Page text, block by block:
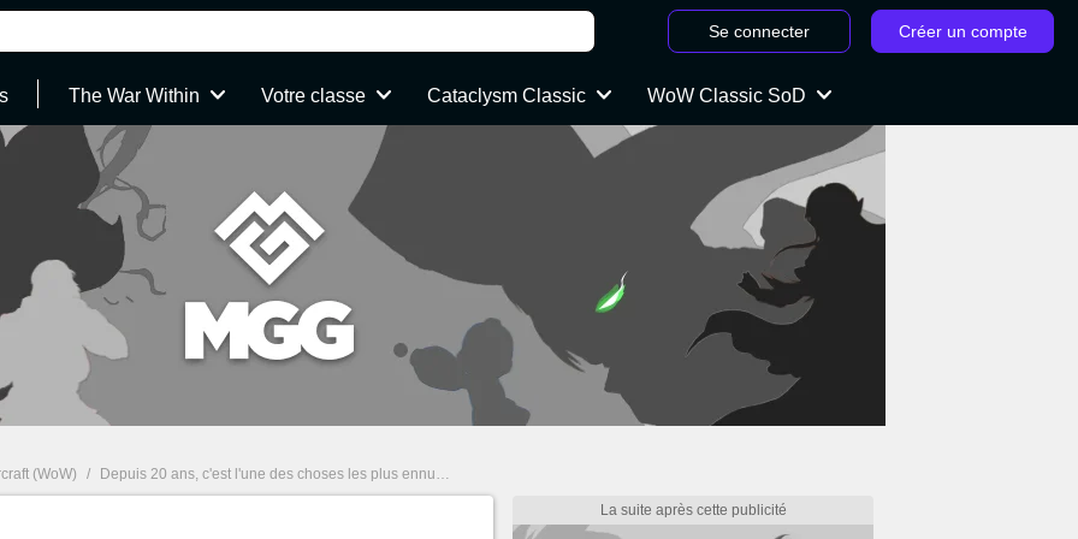
Se connecter Créer un compte
The War Within Votre classe Cataclysm Classic WoW Classic SoD
(WoW) / Depuis 20 ans, c'est l'une des choses les plus ennuyeuses de WoW et un joueur prend les choses en main pour que ça change enfin